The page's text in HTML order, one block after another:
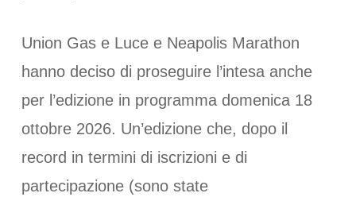
Union Gas e Luce e Neapolis Marathon
hanno deciso di proseguire l’intesa anche
per l’edizione in programma domenica 18
ottobre 2026. Un’edizione che, dopo il
record in termini di iscrizioni e di
partecipazione (sono state